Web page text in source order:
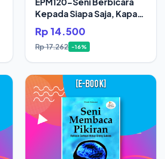
Kepada Siapa Saja, Kapan
Saja
Rp 14.500
Rp 17.262 -16%